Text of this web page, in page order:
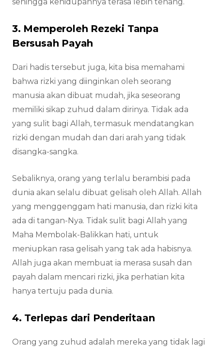
3. Memperoleh Rezeki Tanpa
Bersusah Payah
Dari hadis tersebut juga, kita bisa memahami
bahwa rizki yang diinginkan oleh seorang
manusia akan dibuat mudah, jika seseorang
memiliki sikap zuhud dalam dirinya. Tidak ada
yang sulit bagi Allah, termasuk mendatangkan
rizki dengan mudah dan dari arah yang tidak
disangka-sangka.
Sebaliknya, orang yang terlalu berambisi pada
dunia akan selalu dibuat gelisah oleh Allah. Allah
yang menggenggam hati manusia, dan rizki kita
ada di tangan-Nya. Tidak sulit bagi Allah yang
Maha Membolak-Balikkan hati, untuk
meniupkan rasa gelisah yang tak ada habisnya.
Allah juga akan membuat ia merasa susah dan
payah dalam mencari rizki, jika perhatian kita
hanya tertuju pada dunia.
4. Terlepas dari Penderitaan
Orang yang zuhud adalah mereka yang tidak lagi